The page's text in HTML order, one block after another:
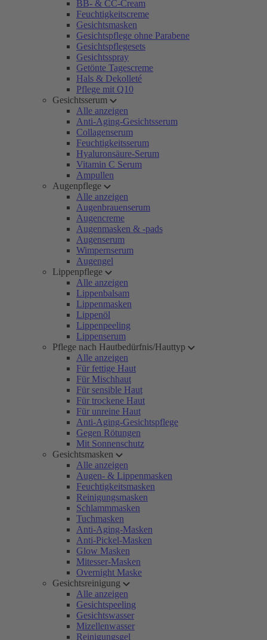
BB- & CC-Cream
Feuchtigkeitscreme
Gesichtsmasken
Gesichtspflege ohne Parabene
Gesichtspflegesets
Gesichtsspray
Getönte Tagescreme
Hals & Dekolleté
Pflege mit Q10
Gesichtsserum
Alle anzeigen
Anti-Aging-Gesichtsserum
Collagenserum
Feuchtigkeitsserum
Hyaluronsäure-Serum
Vitamin C Serum
Ampullen
Augenpflege
Alle anzeigen
Augenbrauenserum
Augencreme
Augenmasken & -pads
Augenserum
Wimpernserum
Augengel
Lippenpflege
Alle anzeigen
Lippenbalsam
Lippenmasken
Lippenöl
Lippenpeeling
Lippenserum
Pflege nach Hautbedürfnis/Hauttyp
Alle anzeigen
Für fettige Haut
Für Mischhaut
Für sensible Haut
Für trockene Haut
Für unreine Haut
Anti-Aging-Gesichtspflege
Gegen Rötungen
Mit Sonnenschutz
Gesichtsmasken
Alle anzeigen
Augen- & Lippenmasken
Feuchtigkeitsmasken
Reinigungsmasken
Schlammmasken
Tuchmasken
Anti-Aging-Masken
Anti-Pickel-Masken
Glow Masken
Mitesser-Masken
Overnight Maske
Gesichtsreinigung
Alle anzeigen
Gesichtspeeling
Gesichtswasser
Mizellenwasser
Reinigungsgel